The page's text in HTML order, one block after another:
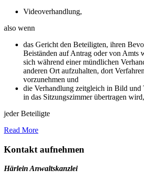
Videoverhandlung,
also wenn
das Gericht den Beteiligten, ihren
Beiständen auf Antrag oder von Amts
sich während einer mündlichen
anderen Ort aufzuhalten, dort
vorzunehmen und
die Verhandlung zeitgleich in Bild und
in das Sitzungszimmer übertragen wird,
jeder Beteiligte
Read More
Kontakt aufnehmen
Härlein Anwaltskanzlei